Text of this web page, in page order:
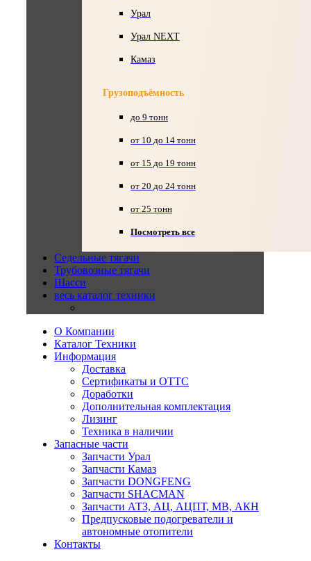
Урал
Урал NEXT
Камаз
Грузоподъёмность
до 9 тонн
от 10 до 14 тонн
от 15 до 19 тонн
от 20 до 24 тонн
от 25 тонн
Посмотреть все
Седельные тягачи
Трубовозные тягачи
Шасси
весь каталог техники
О Компании
Каталог Техники
Информация
Доставка
Сертификаты и ОТТС
Доработки
Дополнительная комплектация
Лизинг
Техника в наличии
Запасные части
Запчасти Урал
Запчасти Камаз
Запчасти DONGFENG
Запчасти SHACMAN
Запчасти АТЗ, АЦ, АЦПТ, МВ, АКН
Предпусковые подогреватели и
автономные отопители
Контакты